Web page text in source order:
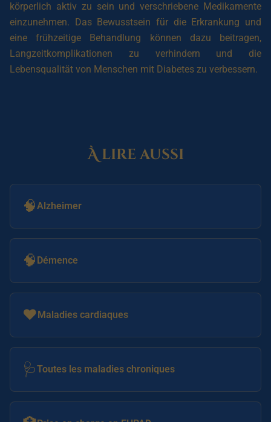
körperlich aktiv zu sein und verschriebene Medikamente
einzunehmen. Das Bewusstsein für die Erkrankung und
eine frühzeitige Behandlung können dazu beitragen,
Langzeitkomplikationen zu verhindern und die
Lebensqualität von Menschen mit Diabetes zu verbessern.
À lire aussi
🧠Alzheimer
🧠 Démence
❤️Maladies cardiaques
🩺Toutes les maladies chroniques